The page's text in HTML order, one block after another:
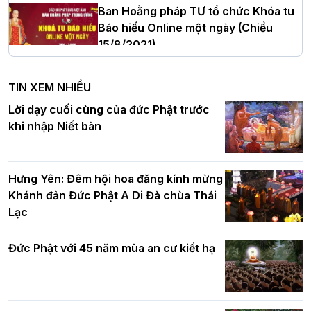
Hà Nội: Tăng Ni Trường hạ Bồ Đề trang
nghiêm tác pháp Tiền an cư PL.2570 –
DL.2026
chúc mừng Phật đản BTS GHPGVN TP.
Hà Nội
Hơn 5.000 người tham dự diễu hành,
Ban Hoằng pháp TƯ tổ chức Khóa tu
Báo hiếu Online một ngày (Chiều
15/8/2021)
Ban Hoằng pháp TƯ tổ chức Khóa tu
Báo hiếu Online một ngày (Sáng
15/8/2021)
Tinh thần yêu nước của Phật giáo
TIN XEM NHIỀU
Lời dạy cuối cùng của đức Phật trước
khi nhập Niết bàn
Hưng Yên: Đêm hội hoa đăng kính mừng
Khánh đản Đức Phật A Di Đà chùa Thái
Lạc
Đức Phật với 45 năm mùa an cư kiết hạ